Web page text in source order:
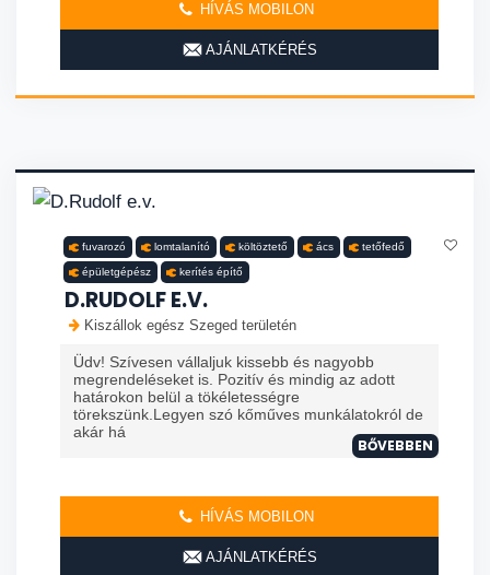
HÍVÁS MOBILON
AJÁNLATKÉRÉS
fuvarozó lomtalanító költöztető ács tetőfedő
épületgépész kerítés építő
D.RUDOLF E.V.
Kiszállok egész Szeged területén
Üdv! Szívesen vállaljuk kissebb és nagyobb
megrendeléseket is. Pozitív és mindig az adott
határokon belül a tökéletességre
törekszünk.Legyen szó kőműves munkálatokról de
akár há
BŐVEBBEN
HÍVÁS MOBILON
AJÁNLATKÉRÉS